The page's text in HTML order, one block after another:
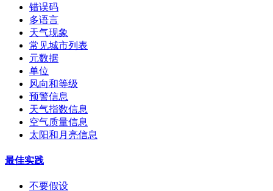
错误码
多语言
天气现象
常见城市列表
元数据
单位
风向和等级
预警信息
天气指数信息
空气质量信息
太阳和月亮信息
最佳实践
不要假设